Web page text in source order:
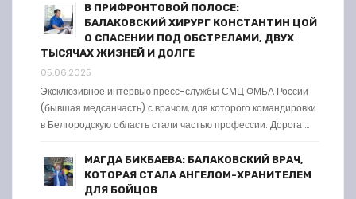
В ПРИФРОНТОВОЙ ПОЛОСЕ:
БАЛАКОВСКИЙ ХИРУРГ КОНСТАНТИН ЦОЙ
О СПАСЕНИИ ПОД ОБСТРЕЛАМИ, ДВУХ
ТЫСЯЧАХ ЖИЗНЕЙ И ДОЛГЕ
05.06.2025
Эксклюзивное интервью пресс-службы СМЦ ФМБА России
(бывшая медсанчасть) с врачом, для которого командировки
в Белгородскую область стали частью профессии. Дорога …
МАГДА БИКБАЕВА: БАЛАКОВСКИЙ ВРАЧ,
КОТОРАЯ СТАЛА АНГЕЛОМ-ХРАНИТЕЛЕМ
ДЛЯ БОЙЦОВ